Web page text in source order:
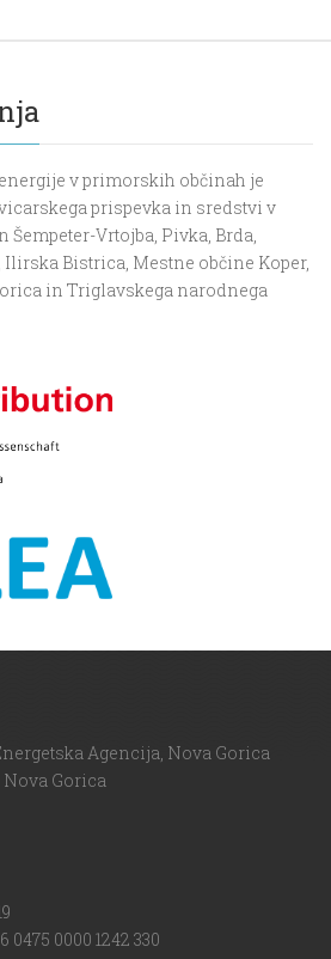
v primorskih občinah je
prispevka in sredstvi v
Vrtojba, Pivka, Brda,
Bistrica, Mestne občine Koper,
in Triglavskega narodnega
Agencija, Nova Gorica
Nova Gorica
0000 1242 330